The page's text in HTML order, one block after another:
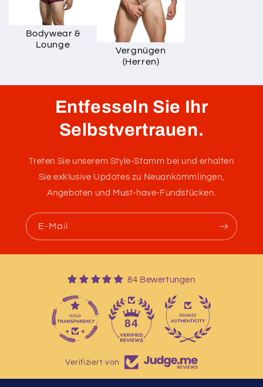
Bodywear &
Lounge
Vergnügen
(Herren)
Entfesseln Sie Ihr
Selbstvertrauen.
Treten Sie unserem Style-Stamm bei und erhalten
Sie exklusive Updates zu Neuankömmlingen,
Angeboten und Must-have-Fundstücken.
E-Mail
84 Bewertungen
84
Verifiziert von